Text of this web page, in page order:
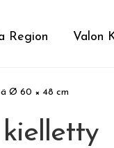
Region Valon
Ø 60 × 48 cm
kielletty